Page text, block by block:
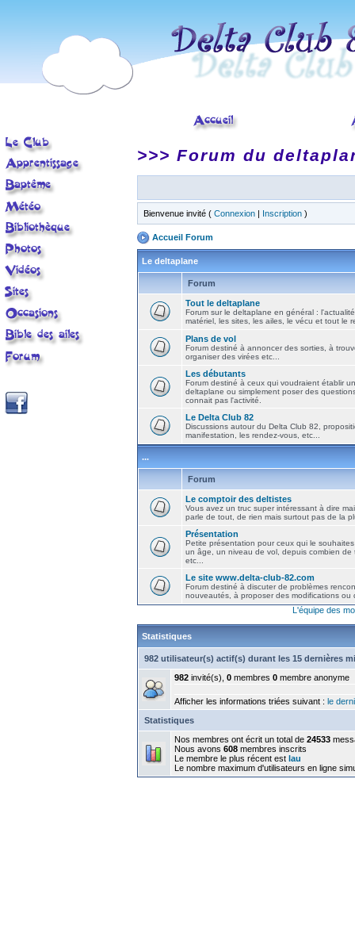
>>> Forum du
Bienvenue invité ( Connexion | Inscription )
Accueil Forum
Le deltaplane
Forum
Tout le deltaplane
Forum sur le deltaplane en général :
matériel, les sites, les ailes, le vécu et tout le
Plans de vol
Forum destiné à annoncer des sorties, à
organiser des virées etc...
Les débutants
Forum destiné à ceux qui voudraient établir
deltaplane ou simplement poser des
connait pas l'activité.
Le Delta Club 82
Discussions autour du Delta Club 82,
manifestation, les rendez-vous, etc...
...
Forum
Le comptoir des deltistes
Vous avez un truc super intéressant à dire
parle de tout, de rien mais surtout pas de la
Présentation
Petite présentation pour ceux qui le
un âge, un niveau de vol, depuis combien de
etc...
Le site www.delta-club-82.com
Forum destiné à discuter de problèmes
nouveautés, à proposer des modifications ou
L'équipe des
Statistiques
982 utilisateur(s) actif(s) durant les 15 dernières
982 invité(s), 0 membres 0 membre anonyme
Afficher les informations triées suivant : le
Statistiques
Nos membres ont écrit un total de 24533
Nous avons 608 membres inscrits
Le membre le plus récent est lau
Le nombre maximum d'utilisateurs en ligne